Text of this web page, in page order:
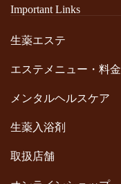
Important Links
生薬エステ
エステメニュー・料金
メンタルヘルスケア
生薬入浴剤
取扱店舗